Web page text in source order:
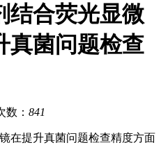
结合荧光显微
真菌问题检查
： 841
在提升真菌问题检查精度方面